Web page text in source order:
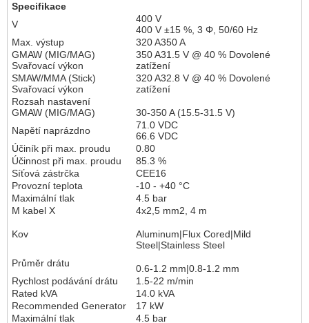
Specifikace
V
400 V
400 V ±15 %, 3 Φ, 50/60 Hz
Max. výstup
320 A350 A
GMAW (MIG/MAG)
Svařovací výkon
350 A31.5 V @ 40 % Dovolené
zatížení
SMAW/MMA (Stick)
Svařovací výkon
320 A32.8 V @ 40 % Dovolené
zatížení
Rozsah nastavení
GMAW (MIG/MAG)
30-350 A (15.5-31.5 V)
Napětí naprázdno
71.0 VDC
66.6 VDC
Účiník při max. proudu
0.80
Účinnost při max. proudu
85.3 %
Síťová zástrčka
CEE16
Provozní teplota
-10 - +40 °C
Maximální tlak
4.5 bar
M kabel X
4x2,5 mm2, 4 m
Kov
Aluminum|Flux Cored|Mild
Steel|Stainless Steel
Průměr drátu
0.6-1.2 mm|0.8-1.2 mm
Rychlost podávání drátu
1.5-22 m/min
Rated kVA
14.0 kVA
Recommended Generator
17 kW
Maximální tlak
4.5 bar